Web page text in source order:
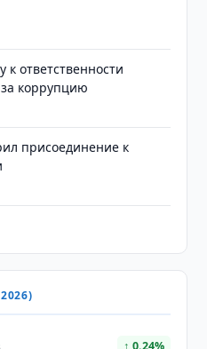
к ответственности
коррупцию
присоединение к
↑ 0.24%